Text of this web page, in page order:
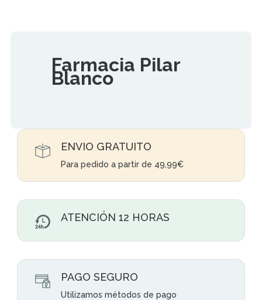
Farmacia Pilar
Blanco
ENVIO GRATUITO
Para pedido a partir de 49,99€
ATENCIÓN 12 HORAS
PAGO SEGURO
Utilizamos métodos de pago